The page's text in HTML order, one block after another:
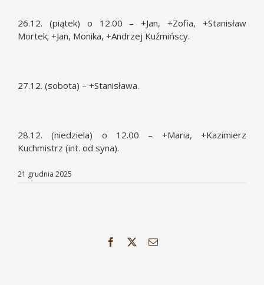
26.12. (piątek) o 12.00 – +Jan, +Zofia, +Stanisław
Mortek; +Jan, Monika, +Andrzej Kuźmińscy.
27.12. (sobota) – +Stanisława.
28.12. (niedziela) o 12.00 – +Maria, +Kazimierz
Kuchmistrz (int. od syna).
21 grudnia 2025
Facebook Email